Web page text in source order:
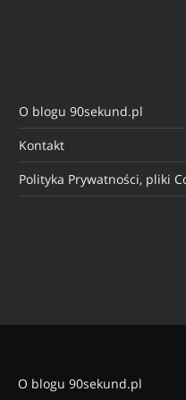
O blogu 90sekund.pl
Kontakt
Polityka Prywatności, pliki
O blogu 90sekund.pl